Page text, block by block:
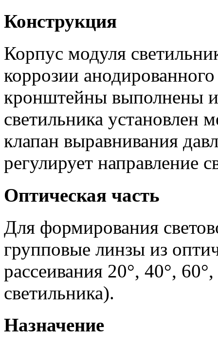
Конструкция
Корпус модуля
коррозии
кронштейны выполнены
светильника установлен
клапан выравнивания
регулирует направление
Оптическая часть
Для формирования
групповые линзы из
рассеивания 20°, 40°,
светильника).
Назначение